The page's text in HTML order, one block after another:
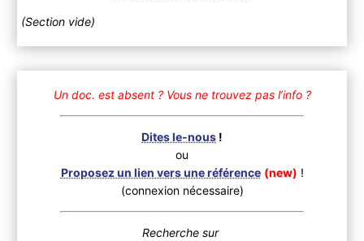
(Section vide)
Un doc. est absent ? Vous ne trouvez pas l’info ?
Dites le-nous !
ou
Proposez un lien vers une référence (new) !
(connexion nécessaire)
Recherche sur